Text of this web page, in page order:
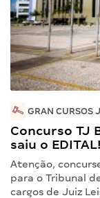
GRAN CURSOS
Concurso TJ
saiu o EDITAL!
Atenção,
para o Tribunal
cargos de Juiz